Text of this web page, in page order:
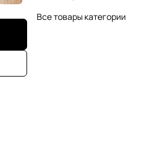
Все товары категории